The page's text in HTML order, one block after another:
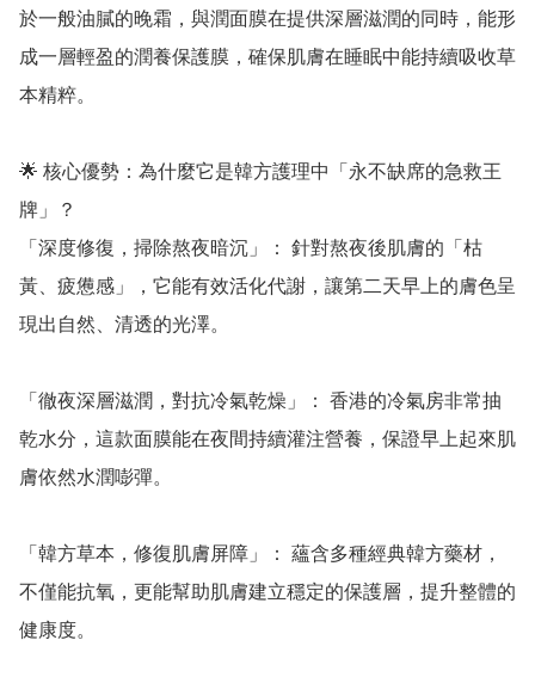
於一般油膩的晚霜，與潤面膜在提供深層滋潤的同時，能形
成一層輕盈的潤養保護膜，確保肌膚在睡眠中能持續吸收草
本精粹。
🌟 核心優勢：為什麼它是韓方護理中「永不缺席的急救王
牌」？
「深度修復，掃除熬夜暗沉」： 針對熬夜後肌膚的「枯
黃、疲憊感」，它能有效活化代謝，讓第二天早上的膚色呈
現出自然、清透的光澤。
「徹夜深層滋潤，對抗冷氣乾燥」： 香港的冷氣房非常抽
乾水分，這款面膜能在夜間持續灌注營養，保證早上起來肌
膚依然水潤嘭彈。
「韓方草本，修復肌膚屏障」： 蘊含多種經典韓方藥材，
不僅能抗氧，更能幫助肌膚建立穩定的保護層，提升整體的
健康度。